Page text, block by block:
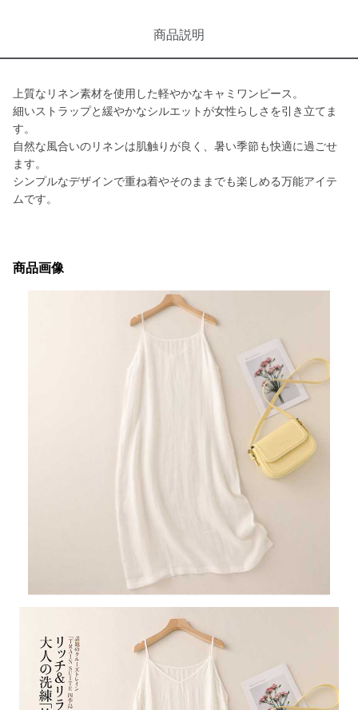
商品説明
上質なリネン素材を使用した軽やかなキャミワンピース。
細いストラップと緩やかなシルエットが女性らしさを引き立てま
す。
自然な風合いのリネンは肌触りが良く、暑い季節も快適に過ごせ
ます。
シンプルなデザインで重ね着やそのままでも楽しめる万能アイテ
ムです。
商品画像